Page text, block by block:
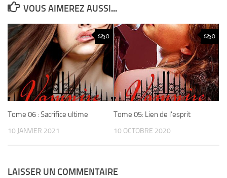
VOUS AIMEREZ AUSSI...
0
Tome 06 : Sacrifice ultime
10 JANVIER 2021
0
Tome 05: Lien de l’esprit
10 OCTOBRE 2020
LAISSER UN COMMENTAIRE